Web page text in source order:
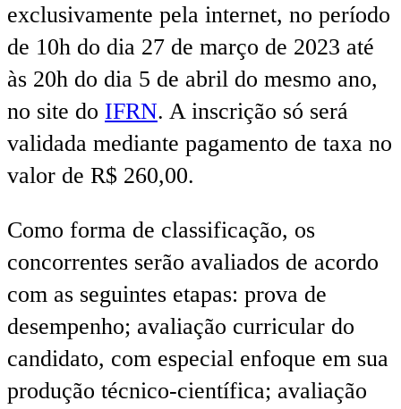
exclusivamente pela internet, no período
de 10h do dia 27 de março de 2023 até
às 20h do dia 5 de abril do mesmo ano,
no site do IFRN. A inscrição só será
validada mediante pagamento de taxa no
valor de R$ 260,00.
Como forma de classificação, os
concorrentes serão avaliados de acordo
com as seguintes etapas: prova de
desempenho; avaliação curricular do
candidato, com especial enfoque em sua
produção técnico-científica; avaliação